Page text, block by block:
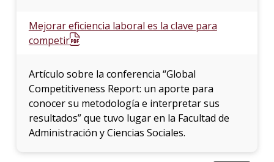
Mejorar eficiencia laboral es la clave para
competir
Artículo sobre la conferencia “Global
Competitiveness Report: un aporte para
conocer su metodología e interpretar sus
resultados” que tuvo lugar en la Facultad de
Administración y Ciencias Sociales.